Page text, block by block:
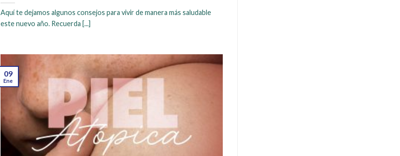
Aquí te dejamos algunos consejos para vivir de manera más saludable
este nuevo año. Recuerda [...]
09
Ene